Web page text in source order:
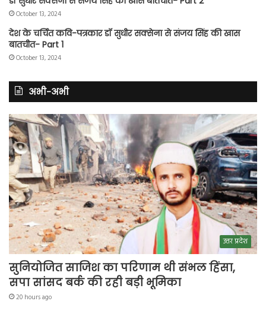
October 13, 2024
देश के चर्चित कवि-पत्रकार डॉ सुधीर सक्सेना से संजय सिंह की खास
बातचीत- Part 1
October 13, 2024
अभी-अभी
उत्तर प्रदेश
सुनियोजित साजिश का परिणाम थी संभल हिंसा,
सपा सांसद बर्क की रही बड़ी भूमिका
20 hours ago